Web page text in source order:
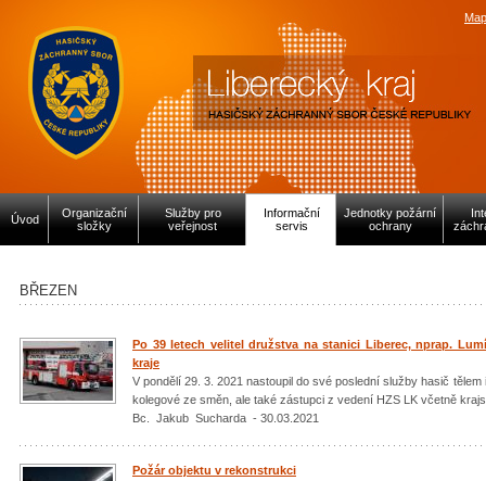
Úvod
Organizační
složky
Služby pro
veřejnost
Informační
servis
Jednotky požární
ochrany
BŘEZEN
Po 39 letech velitel družstva na stanici Liberec, nprap.
kraje
V pondělí 29. 3. 2021 nastoupil do své poslední služby hasič
kolegové ze směn, ale také zástupci z vedení HZS LK včetně
Bc. Jakub Sucharda - 30.03.2021
Požár objektu v rekonstrukci